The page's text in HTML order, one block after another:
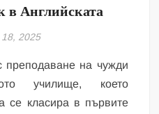
в Английската
2025
преподаване на чужди
училище, което
се класира в първите